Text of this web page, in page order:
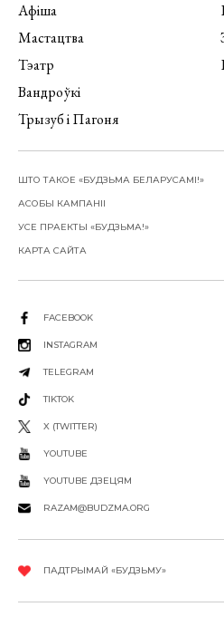
Афіша
Мастацтва
Тэатр
Вандроўкі
Трызуб і Пагоня
ШТО ТАКОЕ «БУДЗЬМА БЕЛАРУСАМІ!»
АСОБЫ КАМПАНІІ
УСЕ ПРАЕКТЫ «БУДЗЬМА!»
КАРТА САЙТА
FACEBOOK
INSTAGRAM
TELEGRAM
TIKTOK
X (TWITTER)
YOUTUBE
YOUTUBE ДЗЕЦЯМ
RAZAM@BUDZMA.ORG
ПАДТРЫМАЙ «БУДЗЬМУ»